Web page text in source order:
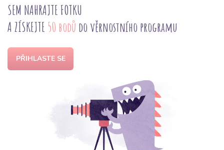
SEM NAHRAJTE FOTKU
A ZÍSKEJTE 50 bodů do věrnostního programu
PŘIHLASTE SE